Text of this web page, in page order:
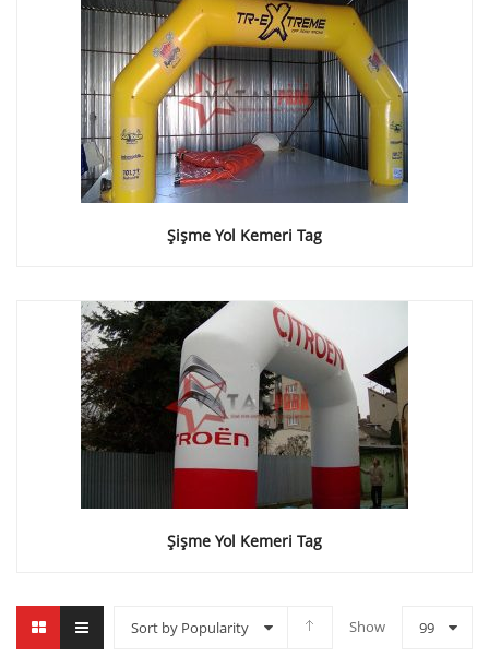
Şişme Yol Kemeri Tag
Şişme Yol Kemeri Tag
Sort by Popularity Show 99